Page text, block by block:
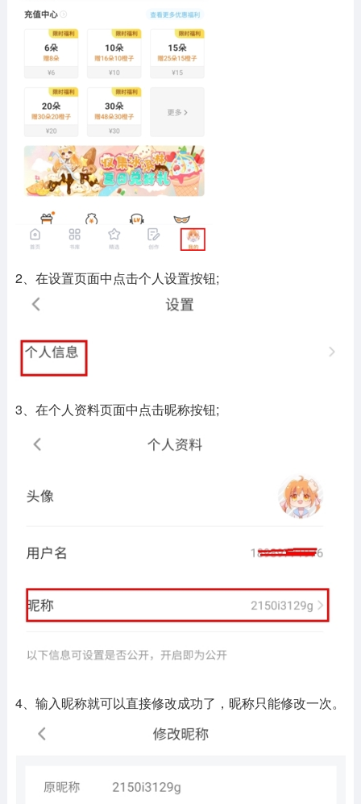
2、在设置页面中点击个人设置按钮;
3、在个人资料页面中点击昵称按钮;
4、输入昵称就可以直接修改成功了，昵称只能修改一次。